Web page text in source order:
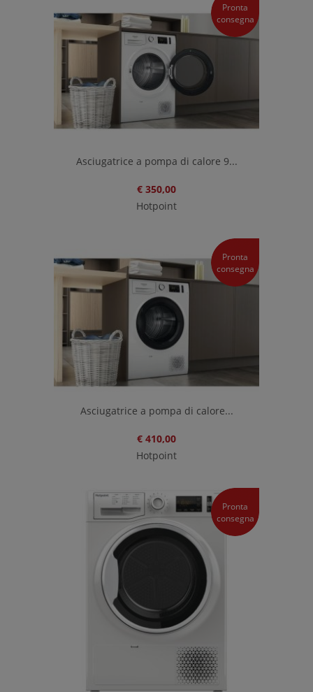
Pronta
consegna
Asciugatrice a pompa di calore 9...
€ 350,00
Hotpoint
Pronta
consegna
Asciugatrice a pompa di calore...
€ 410,00
Hotpoint
Pronta
consegna